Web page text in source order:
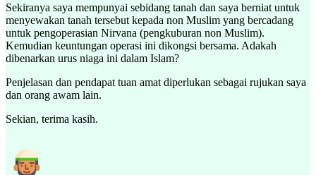
Sekiranya saya mempunyai sebidang tanah dan saya berniat untuk
menyewakan tanah tersebut kepada non Muslim yang bercadang
untuk pengoperasian Nirvana (pengkuburan non Muslim).
Kemudian keuntungan operasi ini dikongsi bersama. Adakah
dibenarkan urus niaga ini dalam Islam?
Penjelasan dan pendapat tuan amat diperlukan sebagai rujukan saya
dan orang awam lain.
Sekian, terima kasih.